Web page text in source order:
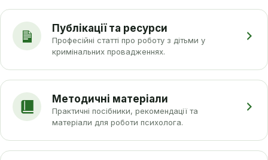
Публікації та ресурси
Професійні статті про роботу з дітьми у
кримінальних провадженнях.
Методичні матеріали
Практичні посібники, рекомендації та
матеріали для роботи психолога.